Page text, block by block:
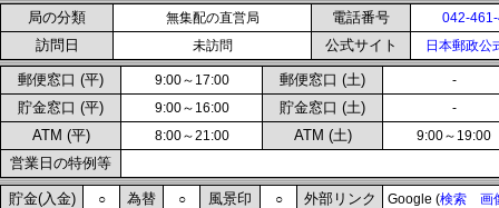
局の分類
無集配の直営局 電話番号 042-
訪問日 未訪問 公式サイト 日本郵政公
郵便窓口 (平) 9:00～17:00 郵便窓口 (土) -
貯金窓口 (平) 9:00～16:00 貯金窓口 (土) -
ATM (平) 8:00～21:00 ATM (土) 9:00～19:00
営業日の特例等
貯金(入金) ○ 為替 ○ 風景印 ○ 外部リンク Google (検索 画